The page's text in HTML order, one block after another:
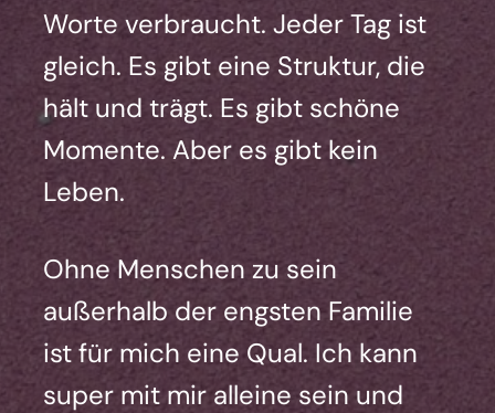
Wor­te ver­braucht. Jeder Tag ist
gleich. Es gibt eine Struk­tur, die
hält und trägt. Es gibt schö­ne
Momen­te. Aber es gibt kein
Leben.
Ohne Men­schen zu sein
außer­halb der engs­ten Fami­lie
ist für mich eine Qual. Ich kann
super mit mir allei­ne sein und